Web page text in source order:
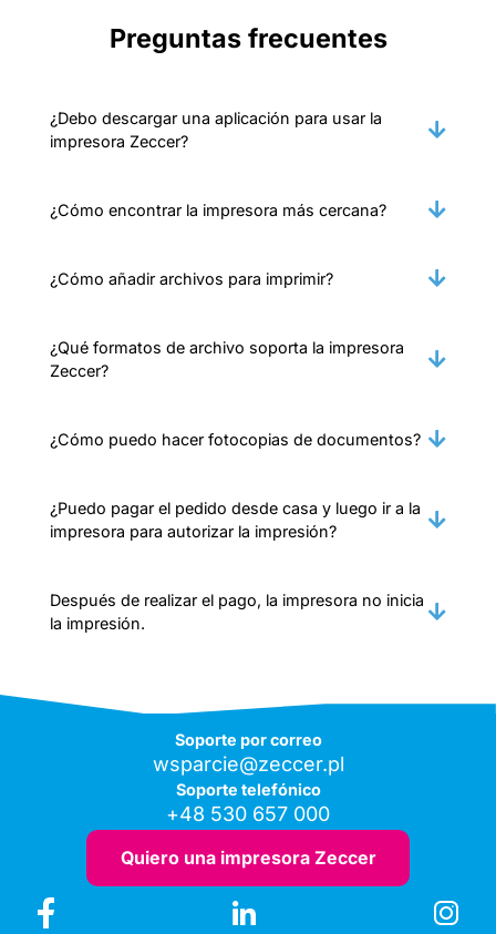
Preguntas frecuentes
¿Debo descargar una aplicación para usar la
impresora Zeccer?
¿Cómo encontrar la impresora más cercana?
¿Cómo añadir archivos para imprimir?
¿Qué formatos de archivo soporta la impresora
Zeccer?
¿Cómo puedo hacer fotocopias de documentos?
¿Puedo pagar el pedido desde casa y luego ir a la
impresora para autorizar la impresión?
Después de realizar el pago, la impresora no inicia
la impresión.
Soporte por correo
wsparcie@zeccer.pl
Soporte telefónico
+48 530 657 000
Quiero una impresora Zeccer